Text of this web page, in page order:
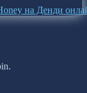
на Денди